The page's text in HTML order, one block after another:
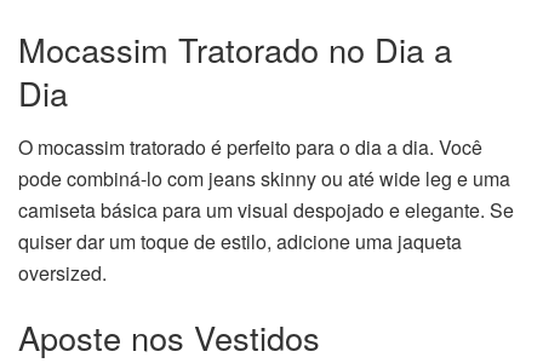
Mocassim Tratorado no Dia a
Dia
O mocassim tratorado é perfeito para o dia a dia. Você
pode combiná-lo com jeans skinny ou até wide leg e uma
camiseta básica para um visual despojado e elegante. Se
quiser dar um toque de estilo, adicione uma jaqueta
oversized.
Aposte nos Vestidos